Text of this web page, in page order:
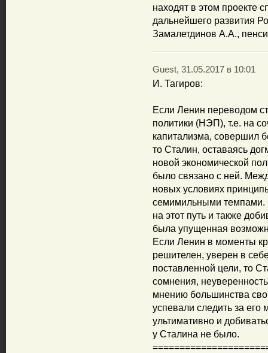
находят в этом проекте
дальнейшего развития
Замалетдинов А.А.,
Guest, 31.05.2017 в 10:01
И. Тагиров:
Если Ленин переводом
политики (НЭП), т.е. на
капитализма, совершил
то Сталин, оставаясь
новой экономической
было связано с ней.
новых условиях
семимильными темпами.
на этот путь и также
была упущенная
Если Ленин в моменты
решителен, уверен в
поставленной цели, то
сомнения,
мнению большинства
успевали следить за его
ультимативно и
у Сталина не было.